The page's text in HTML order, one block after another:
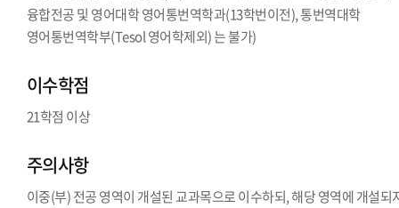
융합전공 및 영어대학 영어통번역학과(13학번이전), 통번역대학
영어통번역학부(Tesol 영어학제외) 는 불가)
이수학점
21학점 이상
주의사항
이중(부) 전공 영역이 개설된 교과목으로 이수하되, 해당 영역에 개설되